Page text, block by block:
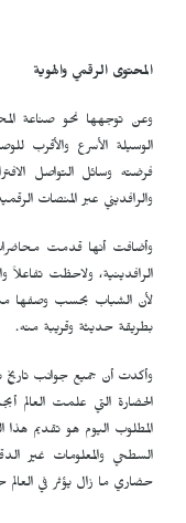
المحتوى الرقمي والهوية
وعن توجهها نحو صناعة
الوسيلة الأسرع والأقرب
فرضته وسائل التواصل
والرافديني عبر المنصات
وأضافت أنها قدمت
الرافدينية، ولاحظت
لأن الشباب بحسب وصفها
بطريقة حديثة وقريبة منه.
وأكدت أن جميع جوانب تاريخ
الحضارة التي علمت العالم
المطلوب اليوم هو تقديم
السطحي والمعلومات غير
حضاري ما زال يؤثر في العالم